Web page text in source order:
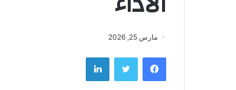
مارس 25, 2026
فيسبوك